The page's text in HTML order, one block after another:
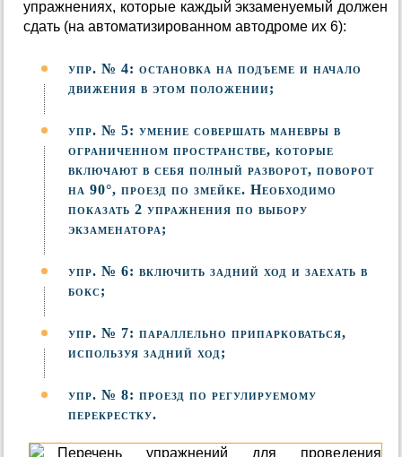
упражнениях, которые каждый экзаменуемый должен
сдать (на автоматизированном автодроме их 6):
упр. № 4: остановка на подъеме и начало
движения в этом положении;
упр. № 5: умение совершать маневры в
ограниченном пространстве, которые
включают в себя полный разворот, поворот
на 90°, проезд по змейке. Необходимо
показать 2 упражнения по выбору
экзаменатора;
упр. № 6: включить задний ход и заехать в
бокс;
упр. № 7: параллельно припарковаться,
используя задний ход;
упр. № 8: проезд по регулируемому
перекрестку.